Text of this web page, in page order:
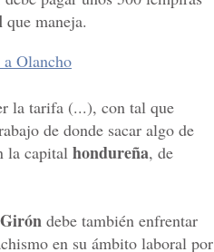
que maneja.
Olancho
la tarifa (...), con tal que
de donde sacar algo de
la capital hondureña, de
Girón debe también enfrentar
en su ámbito laboral por